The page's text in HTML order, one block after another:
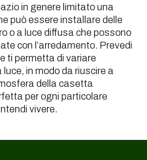
in genere limitato una
può essere installare delle
o a luce diffusa che possono
con l’arredamento. Prevedi
ti permetta di variare
luce, in modo da riuscire a
della casetta
per ogni particolare
vivere.